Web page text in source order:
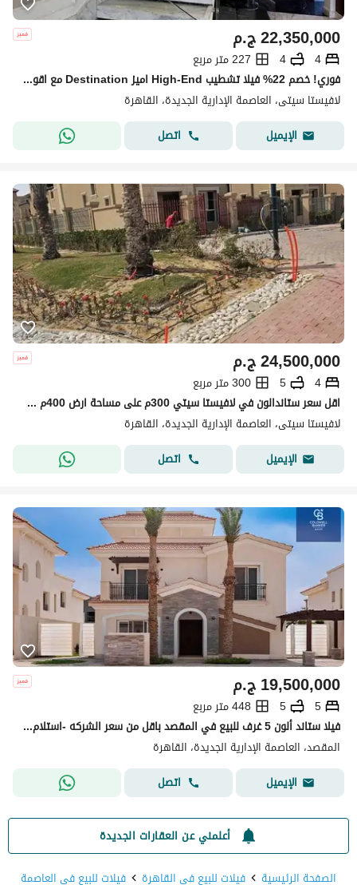
ج.م22,350,000
4
4
227 متر مربع
فوري! خصم 22% فيلا تشطيب High-End اميز Destination مع اقوي مطور عقاري لافيستا باقل سعر داخل لافيستا سيتي امام City Gate & Hyde Park & Mivida
لافيستا سيتى، العاصمة الإدارية الجديدة، القاهرة
الإيميل
اتصل
ج.م24,500,000
4
5
300 متر مربع
اقل سعر ستاندالون في لافيستا سيتي 300م على مساحة ارض 400م 4غرف استلام فوري موقع مميز لافيستا سيتي العاصمة الادارية Lavista City New Capital
لافيستا سيتى، العاصمة الإدارية الجديدة، القاهرة
الإيميل
اتصل
ج.م19,500,000
5
5
448 متر مربع
فيلا ستاند ألون 5 غرف للبيع في المقصد باقل من سعر الشركه -استلام فوري- في قلب العاصمة الادارية الجديدة-القاهرة الجديدة
المقصد، العاصمة الإدارية الجديدة، القاهرة
الإيميل
اتصل
أعلمني عن العقارات الجديدة
الصفحة الرئيسية
فيلات للبيع في القاهرة فيلات للبيع في العاصمة